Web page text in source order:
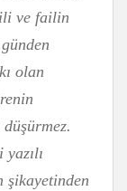
ve failin
olan
şikayetinden